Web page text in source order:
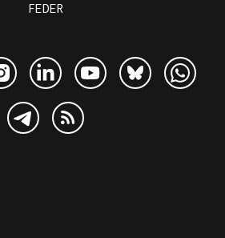
FEDER